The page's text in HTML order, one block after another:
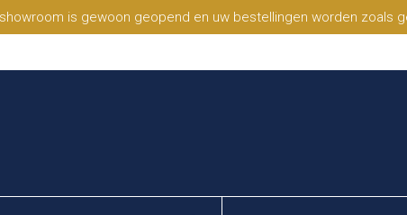
is gewoon geopend en uw bestellingen worden zoals